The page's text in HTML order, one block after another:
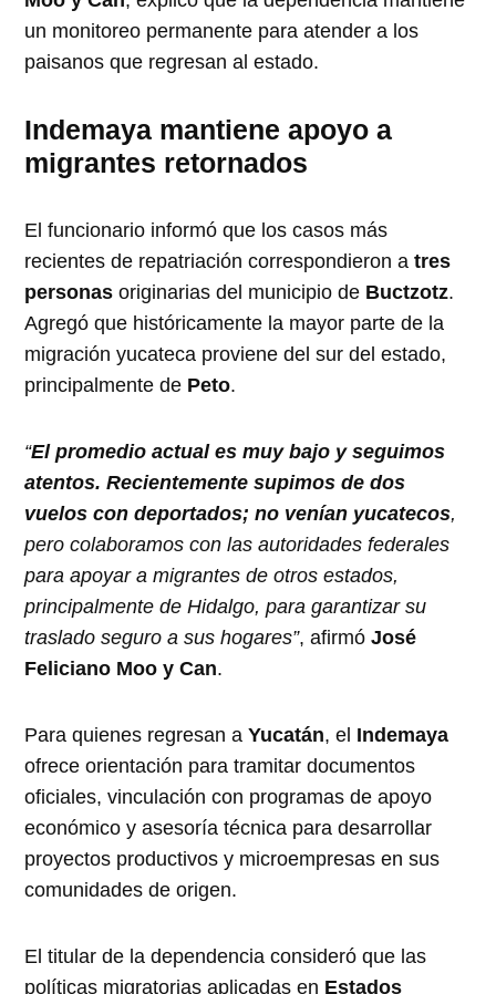
un monitoreo permanente para atender a los
paisanos que regresan al estado.
Indemaya mantiene apoyo a
migrantes retornados
El funcionario informó que los casos más
recientes de repatriación correspondieron atres
personas originarias del municipio de Buctzotz.
Agregó que históricamente la mayor parte de la
migración yucateca proviene del sur del estado,
principalmente de Peto.
“El promedio actual es muy bajo y seguimos
atentos. Recientemente supimos de dos
vuelos con deportados; no venían yucatecos,
pero colaboramos con las autoridades federales
para apoyar a migrantes de otros estados,
principalmente de Hidalgo, para garantizar su
traslado seguro a sus hogares”, afirmóJosé
Feliciano Moo y Can.
Para quienes regresan aYucatán, el Indemaya
ofrece orientación para tramitar documentos
oficiales, vinculación con programas de apoyo
económico y asesoría técnica para desarrollar
proyectos productivos y microempresas en sus
comunidades de origen.
El titular de la dependencia consideró que las
políticas migratorias aplicadas en Estados